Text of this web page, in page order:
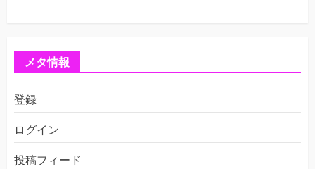
メタ情報
登録
ログイン
投稿フィード